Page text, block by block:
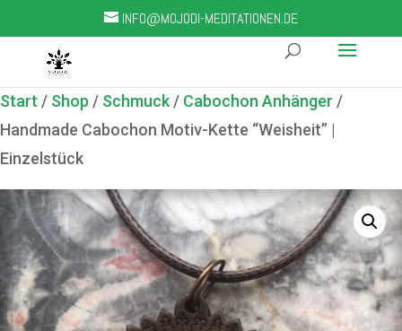
INFO@MOJODI-MEDITATIONEN.DE
Start / Shop / Schmuck / Cabochon Anhänger /
Handmade Cabochon Motiv-Kette “Weisheit” |
Einzelstück